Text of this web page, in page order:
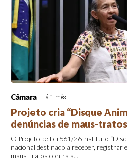
Câmara Há 1 mês
Projeto cria “Disque
denúncias de maus-tratos
O Projeto de Lei 561/26 institui o
nacional destinado a receber, registrar
maus-tratos contra a...